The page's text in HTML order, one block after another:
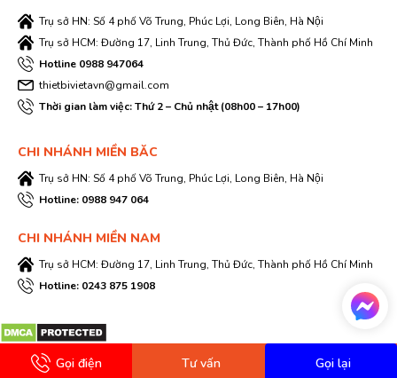
Trụ sở HN: Số 4 phố Võ Trung, Phúc Lợi, Long Biên, Hà Nội
Trụ sở HCM: Đường 17, Linh Trung, Thủ Đức, Thành phố Hồ Chí Minh
Hotline 0988 947064
thietbivietavn@gmail.com
Thời gian làm việc: Thứ 2 – Chủ nhật (08h00 – 17h00)
CHI NHÁNH MIỀN BĂC
Trụ sở HN: Số 4 phố Võ Trung, Phúc Lợi, Long Biên, Hà Nội
Hotline: 0988 947 064
CHI NHÁNH MIỀN NAM
Trụ sở HCM: Đường 17, Linh Trung, Thủ Đức, Thành phố Hồ Chí Minh
Hotline: 0243 875 1908
Gọi điện Tư vấn Gọi lại